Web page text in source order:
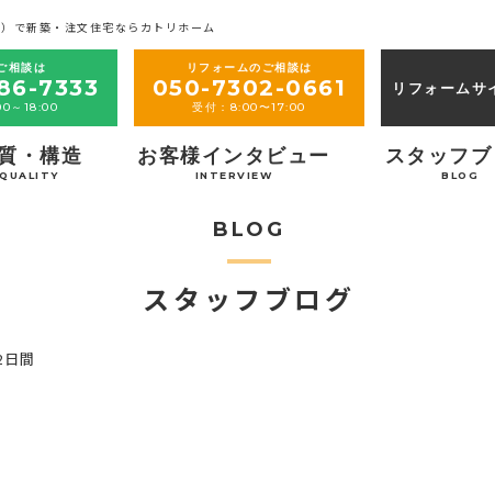
で新築・注文住宅ならカトリホーム
相談は
7333
～18:00
リフォームのご相談は
050-7302-0661
受付：8:00〜17:00
リフォームサ
・構造
QUALITY
お客様インタビュー
INTERVIEW
スタッフ
BLOG
BLOG
スタッフブログ
間